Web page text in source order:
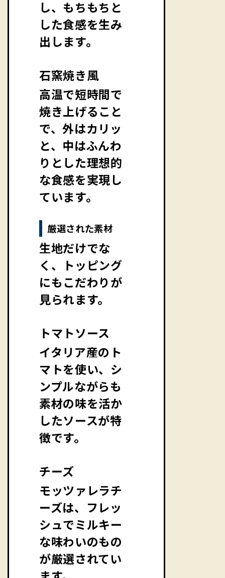
し、もちもちと
した食感を生み
出します。
石窯焼き風
高温で短時間で
焼き上げること
で、外はカリッ
と、中はふんわ
りとした理想的
な食感を実現し
ています。
厳選された素材
生地だけでな
く、トッピング
にもこだわりが
見られます。
トマトソース
イタリア産のト
マトを使い、シ
ンプルながらも
素材の味を活か
したソースが特
徴です。
チーズ
モッツァレラチ
ーズは、フレッ
シュでミルキー
な味わいのもの
が厳選されてい